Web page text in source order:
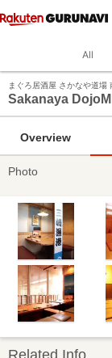
All
まぐろ居酒屋 さかなや道場
Sakanaya
Overview
Photo
Related Info